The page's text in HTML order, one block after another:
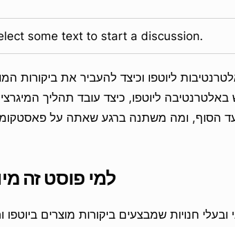
some text to start a discussion.
ליוטפו וכיצד להעביר את ביקורות
ליוטפו, כיצד עובד תהליך
למי פוסט זה
חנויות שמבצעים ביקורות מוצרים ביוטפו